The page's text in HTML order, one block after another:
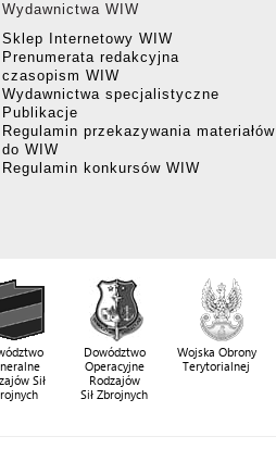
Wydawnictwa WIW
Sklep Internetowy WIW
Prenumerata redakcyjna
czasopism WIW
Wydawnictwa specjalistyczne
Publikacje
Regulamin przekazywania materiałów
do WIW
Regulamin konkursów WIW
Sił
Dowództwo
Operacyjne
Rodzajów
Sił Zbrojnych
Wojska Obrony
Terytorialnej